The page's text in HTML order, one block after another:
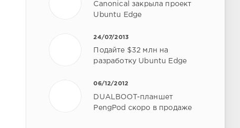
Canonical закрыла проект
Ubuntu Edge
24/07/2013
Подайте $32 млн на
разработку Ubuntu Edge
06/12/2012
DUALBOOT-планшет
PengPod скоро в продаже